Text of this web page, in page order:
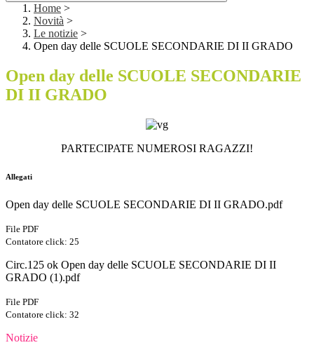
Home >
Novità >
Le notizie >
Open day delle SCUOLE SECONDARIE DI II GRADO
Open day delle SCUOLE SECONDARIE
DI II GRADO
PARTECIPATE NUMEROSI RAGAZZI!
Allegati
Open day delle SCUOLE SECONDARIE DI II GRADO.pdf
File PDF
Contatore click: 25
Circ.125 ok Open day delle SCUOLE SECONDARIE DI II
GRADO (1).pdf
File PDF
Contatore click: 32
Notizie